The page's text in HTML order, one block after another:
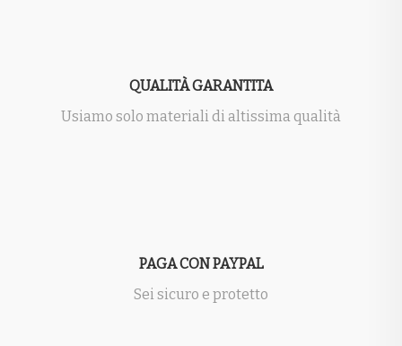
QUALITÀ GARANTITA
Usiamo solo materiali di altissima qualità
PAGA CON PAYPAL
Sei sicuro e protetto